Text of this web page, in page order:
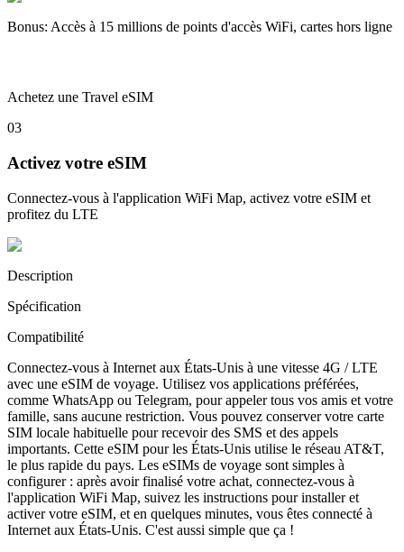
Bonus: Accès à 15 millions de points d'accès WiFi, cartes hors ligne
Achetez une Travel eSIM
03
Activez votre eSIM
Connectez-vous à l'application WiFi Map, activez votre eSIM et
profitez du LTE
Description
Spécification
Compatibilité
Connectez-vous à Internet aux États-Unis à une vitesse 4G / LTE
avec une eSIM de voyage. Utilisez vos applications préférées,
comme WhatsApp ou Telegram, pour appeler tous vos amis et votre
famille, sans aucune restriction. Vous pouvez conserver votre carte
SIM locale habituelle pour recevoir des SMS et des appels
importants. Cette eSIM pour les États-Unis utilise le réseau AT&T,
le plus rapide du pays. Les eSIMs de voyage sont simples à
configurer : après avoir finalisé votre achat, connectez-vous à
l'application WiFi Map, suivez les instructions pour installer et
activer votre eSIM, et en quelques minutes, vous êtes connecté à
Internet aux États-Unis. C'est aussi simple que ça !